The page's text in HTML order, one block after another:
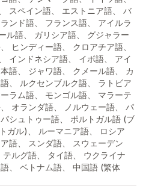
スペイン語、 エストニア語、 バ
ンド語、 フランス語、 アイルラ
ル語、 ガリシア語、 グジャラー
ヒンディー語、 クロアチア語、
インドネシア語、 イボ語、 アイ
語、 ジャワ語、 クメール語、 カ
、 ルクセンブルク語、 ラトビア
ラム語、 モンゴル語、 マラーテ
オランダ語、 ノルウェー語、 パ
シュトゥー語、 ポルトガル語 (ブ
ガル)、 ルーマニア語、 ロシア
語、 スンダ語、 スウェーデン
ルグ語、 タイ語、 ウクライナ
、 ベトナム語、 中国語 (繁体